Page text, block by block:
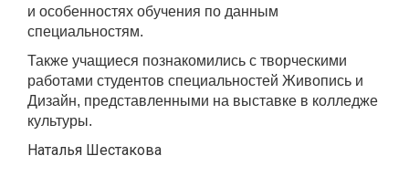
и особенностях обучения по данным
специальностям.
Также учащиеся познакомились с творческими
работами студентов специальностей Живопись и
Дизайн, представленными на выставке в колледже
культуры.
Наталья Шестакова